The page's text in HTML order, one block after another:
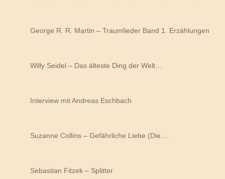
George R. R. Martin – Traumlieder Band 1. Erzählungen
Willy Seidel – Das älteste Ding der Welt…
Interview mit Andreas Eschbach
Suzanne Collins – Gefährliche Liebe (Die…
Sebastian Fitzek – Splitter